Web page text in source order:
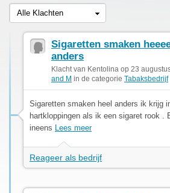
Alle Klachten
Sigaretten smaken
anders
Klacht van Kentolina op 23
and M in de categorie Tabaksbedrijf
Sigaretten smaken heel anders ik krijg
hartkloppingen als ik een sigaret rook .
ineens Lees meer
Reageer als bedrijf